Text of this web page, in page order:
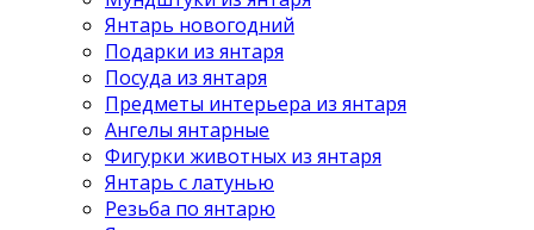
Янтарь новогодний
Подарки из янтаря
Посуда из янтаря
Предметы интерьера из янтаря
Ангелы янтарные
Фигурки животных из янтаря
Янтарь с латунью
Резьба по янтарю